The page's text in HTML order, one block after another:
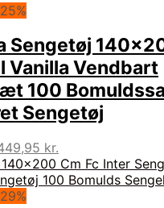
399,95 kr..
Sengetøj
Vanilla Vendbart
100
Sengetøj
var:
kr.
aktuelle
pris